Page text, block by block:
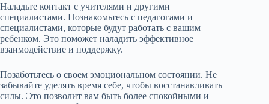
Наладьте контакт с учителями и другими
специалистами. Познакомьтесь с педагогами и
специалистами, которые будут работать с вашим
ребенком. Это поможет наладить эффективное
взаимодействие и поддержку.
Позаботьтесь о своем эмоциональном состоянии. Не
забывайте уделять время себе, чтобы восстанавливать
силы. Это позволит вам быть более спокойными и